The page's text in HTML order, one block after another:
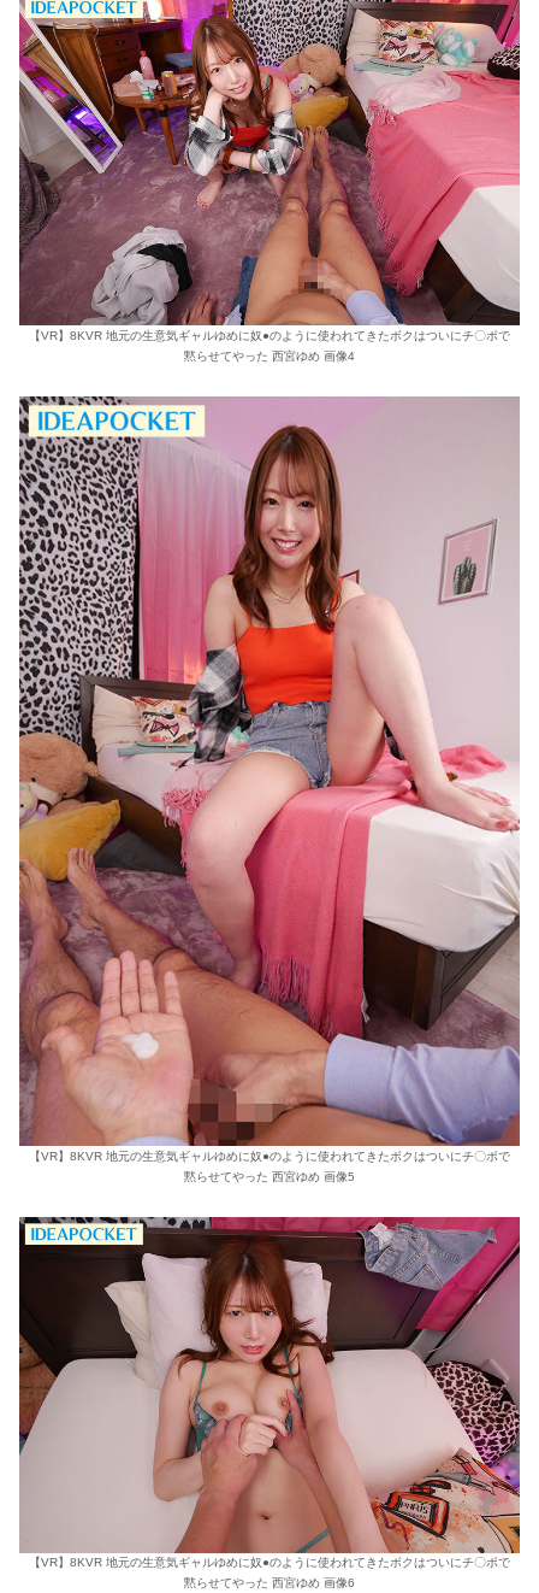
【VR】8KVR 地元の生意気ギャルゆめに奴●のように使われてきたボクはついにチ〇ポで
黙らせてやった 西宮ゆめ 画像4
【VR】8KVR 地元の生意気ギャルゆめに奴●のように使われてきたボクはついにチ〇ポで
黙らせてやった 西宮ゆめ 画像5
【VR】8KVR 地元の生意気ギャルゆめに奴●のように使われてきたボクはついにチ〇ポで
黙らせてやった 西宮ゆめ 画像6